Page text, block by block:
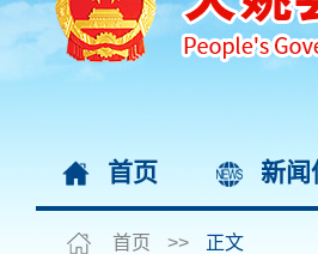
首页 新闻
首页 >> 正文